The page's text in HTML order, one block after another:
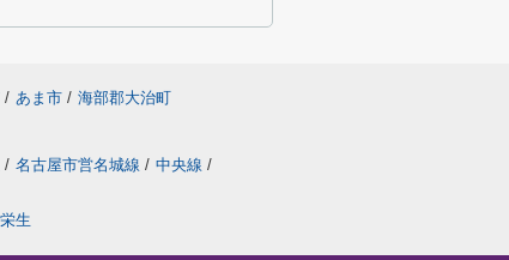
/ あま市 / 海部郡大治町
/ 名古屋市営名城線 / 中央線 /
栄生